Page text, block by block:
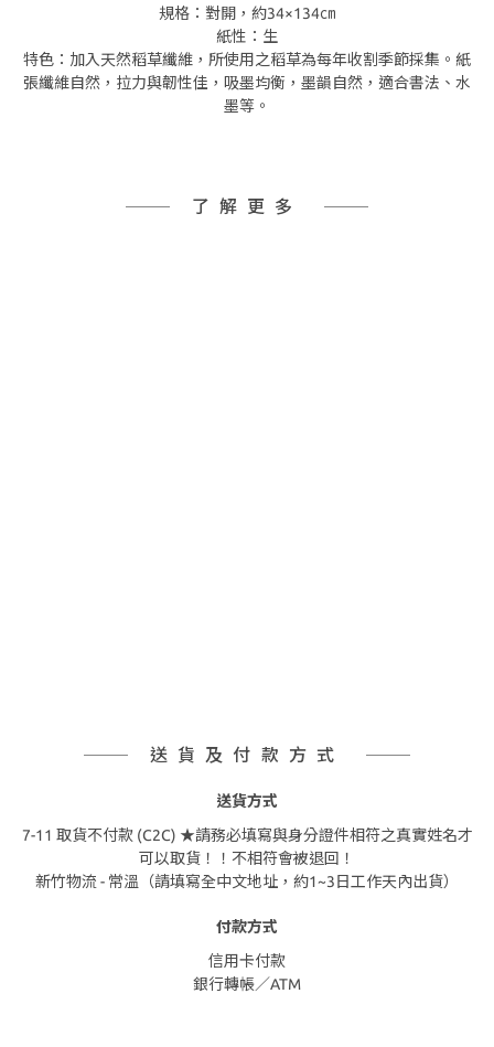
規格：對開，約34×134㎝
紙性：生
特色：加入天然稻草纖維，所使用之稻草為每年收割季節採集。紙
張纖維自然，拉力與韌性佳，吸墨均衡，墨韻自然，適合書法、水
墨等。
了解更多
送貨及付款方式
送貨方式
7-11 取貨不付款 (C2C) ★請務必填寫與身分證件相符之真實姓名才
可以取貨！！不相符會被退回！
新竹物流 - 常溫（請填寫全中文地址，約1~3日工作天內出貨）
付款方式
信用卡付款
銀行轉帳／ATM